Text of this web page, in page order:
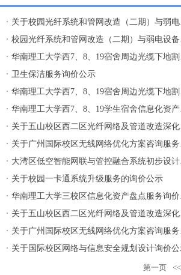
关于校园
校园
华南
卫生保洁服务询价公示
华南
华南理
关于五
关于
大湾区
关于校园一卡通系统升级服务的询价公示
华
关于五
关于
关于国际校区网络与信息安全规划设计询价
第一页